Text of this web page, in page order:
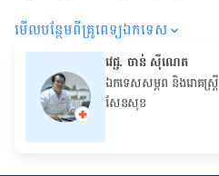
មើល​បន្ថែម​ពី​គ្រូពេទ្យ​ឯកទេស
វេជ្ជ. ចាន់ ស៊ីណេត
ឯកទេសសម្ភព និងរោគស្ត្រី
សែនសុខ